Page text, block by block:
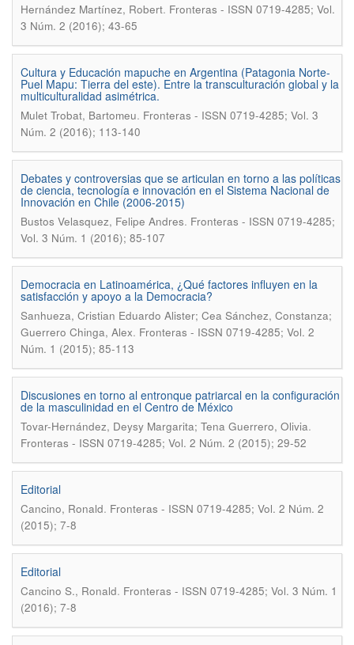
Hernández Martínez, Robert. Fronteras - ISSN 0719-4285; Vol.
3 Núm. 2 (2016); 43-65
Cultura y Educación mapuche en Argentina (Patagonia Norte-
Puel Mapu: Tierra del este). Entre la transculturación global y la
multiculturalidad asimétrica.
Mulet Trobat, Bartomeu. Fronteras - ISSN 0719-4285; Vol. 3
Núm. 2 (2016); 113-140
Debates y controversias que se articulan en torno a las políticas
de ciencia, tecnología e innovación en el Sistema Nacional de
Innovación en Chile (2006-2015)
Bustos Velasquez, Felipe Andres. Fronteras - ISSN 0719-4285;
Vol. 3 Núm. 1 (2016); 85-107
Democracia en Latinoamérica, ¿Qué factores influyen en la
satisfacción y apoyo a la Democracia?
Sanhueza, Cristian Eduardo Alister; Cea Sánchez, Constanza;
Guerrero Chinga, Alex. Fronteras - ISSN 0719-4285; Vol. 2
Núm. 1 (2015); 85-113
Discusiones en torno al entronque patriarcal en la configuración
de la masculinidad en el Centro de México
Tovar-Hernández, Deysy Margarita; Tena Guerrero, Olivia.
Fronteras - ISSN 0719-4285; Vol. 2 Núm. 2 (2015); 29-52
Editorial
Cancino, Ronald. Fronteras - ISSN 0719-4285; Vol. 2 Núm. 2
(2015); 7-8
Editorial
Cancino S., Ronald. Fronteras - ISSN 0719-4285; Vol. 3 Núm. 1
(2016); 7-8